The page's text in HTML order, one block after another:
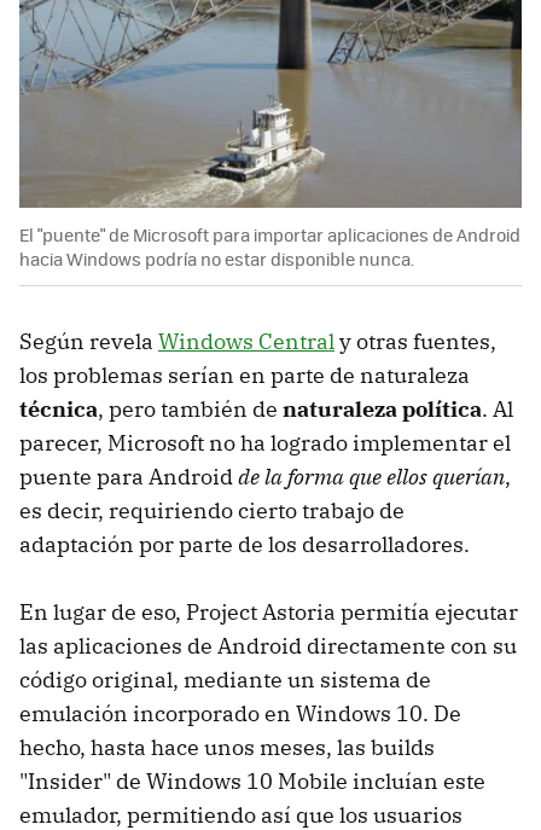
El "puente" de Microsoft para importar aplicaciones de Android
hacia Windows podría no estar disponible nunca.
Según revela Windows Centraly otras fuentes,
los problemas serían en parte de naturaleza
técnica, pero también de naturaleza política. Al
parecer, Microsoft no ha logrado implementar el
puente para Androidde la forma que ellos querían,
es decir, requiriendo cierto trabajo de
adaptación por parte de los desarrolladores.
En lugar de eso, Project Astoria permitía ejecutar
las aplicaciones de Android directamente con su
código original, mediante un sistema de
emulación incorporado en Windows 10. De
hecho, hasta hace unos meses, las builds
"Insider" de Windows 10 Mobile incluían este
emulador, permitiendo así que los usuarios